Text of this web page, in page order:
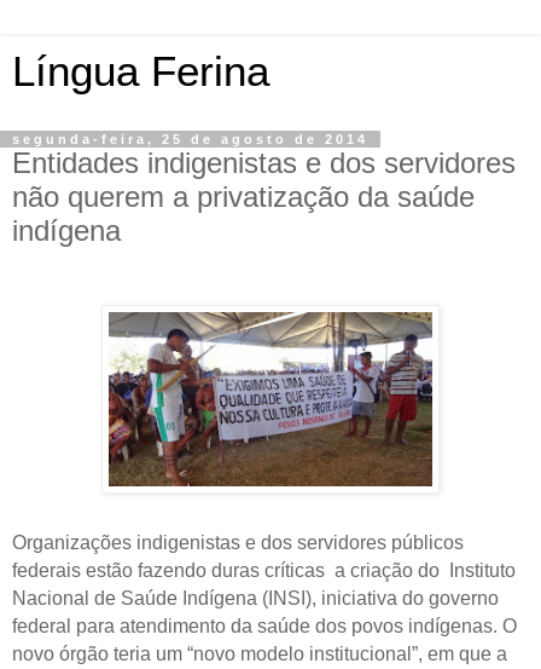
Língua Ferina
segunda-feira, 25 de agosto de 2014
Entidades indigenistas e dos servidores
não querem a privatização da saúde
indígena
Organizações indigenistas e dos servidores públicos
federais estão fazendo duras críticas a criação do Instituto
Nacional de Saúde Indígena (INSI), iniciativa do governo
federal para atendimento da saúde dos povos indígenas. O
novo órgão teria um “novo modelo institucional”, em que a